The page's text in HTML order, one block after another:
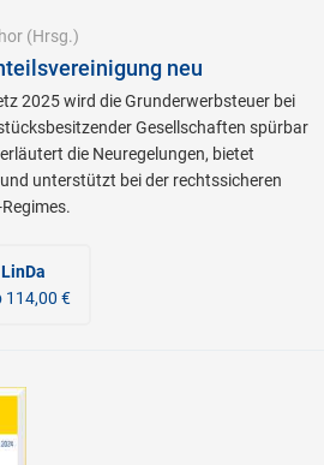
(Hrsg.)
neu
2025 wird die Grunderwerbsteuer bei
Gesellschaften spürbar
die Neuregelungen, bietet
unterstützt bei der rechtssicheren
114,00 €